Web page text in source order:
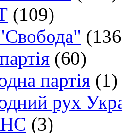
(109)
(60)
партія (1)
рух
(3)